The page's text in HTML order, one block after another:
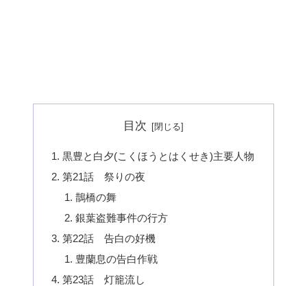
目次
黒豊と白夕(こくほうとはくせき)主要人物
第21話 祭りの夜
鵲橋の舞
銀葉盗難事件の行方
第22話 告白の好機
豊蘭息の告白作戦
第23話 灯籠流し